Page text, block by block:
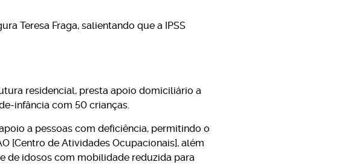
Teresa Fraga, salientando que a IPSS
residencial, presta apoio domiciliário a
infância com 50 crianças.
a pessoas com deficiência, permitindo o
[Centro de Atividades Ocupacionais], além
de idosos com mobilidade reduzida para